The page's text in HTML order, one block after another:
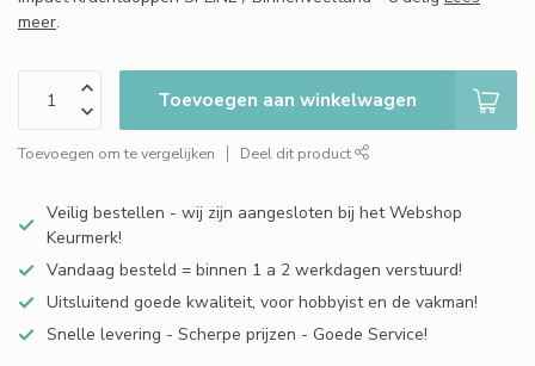
meer.
Toevoegen aan winkelwagen
Toevoegen om te vergelijken Deel dit product
Veilig bestellen - wij zijn aangesloten bij het Webshop
Keurmerk!
Vandaag besteld = binnen 1 a 2 werkdagen verstuurd!
Uitsluitend goede kwaliteit, voor hobbyist en de vakman!
Snelle levering - Scherpe prijzen - Goede Service!